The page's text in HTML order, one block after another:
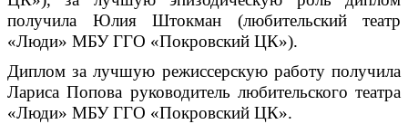
получила Юлия Штокман (любительский театр
«Люди» МБУ ГГО «Покровский ЦК»).
Диплом за лучшую режиссерскую работу получила
Лариса Попова руководитель любительского театра
«Люди» МБУ ГГО «Покровский ЦК».